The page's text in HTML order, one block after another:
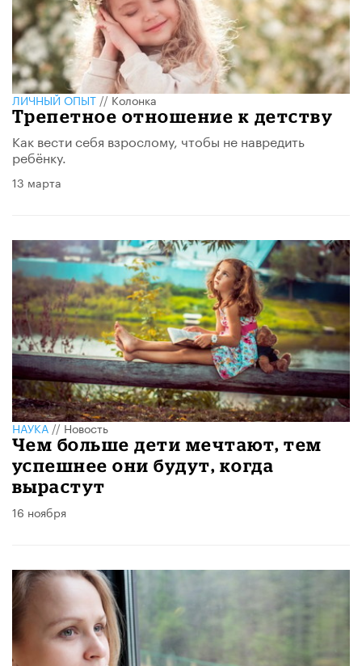
ЛИЧНЫЙ ОПЫТ//Колонка
Трепетное отношение к детству
Как вести себя взрослому, чтобы не навредить
ребёнку.
13 марта
НАУКА//Новость
Чем больше дети мечтают, тем
успешнее они будут, когда
вырастут
16 ноября